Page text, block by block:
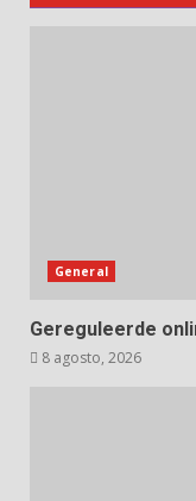
General
Gereguleerde
8 agosto, 2026